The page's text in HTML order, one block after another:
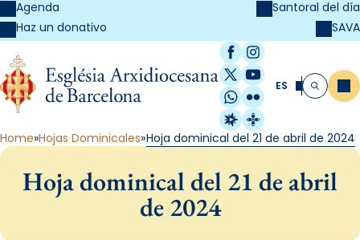
Agenda
Haz un donativo
Santoral del día
SAVA
Facebook
Instagram
X / Twitter
YouTube
WhatsApp
Flickr
Radio Estel
Catalunya
ES Buscar
Home Hojas Dominicales Hoja dominical del 21 de abril de 2024
Hoja dominical del 21 de abril
de 2024